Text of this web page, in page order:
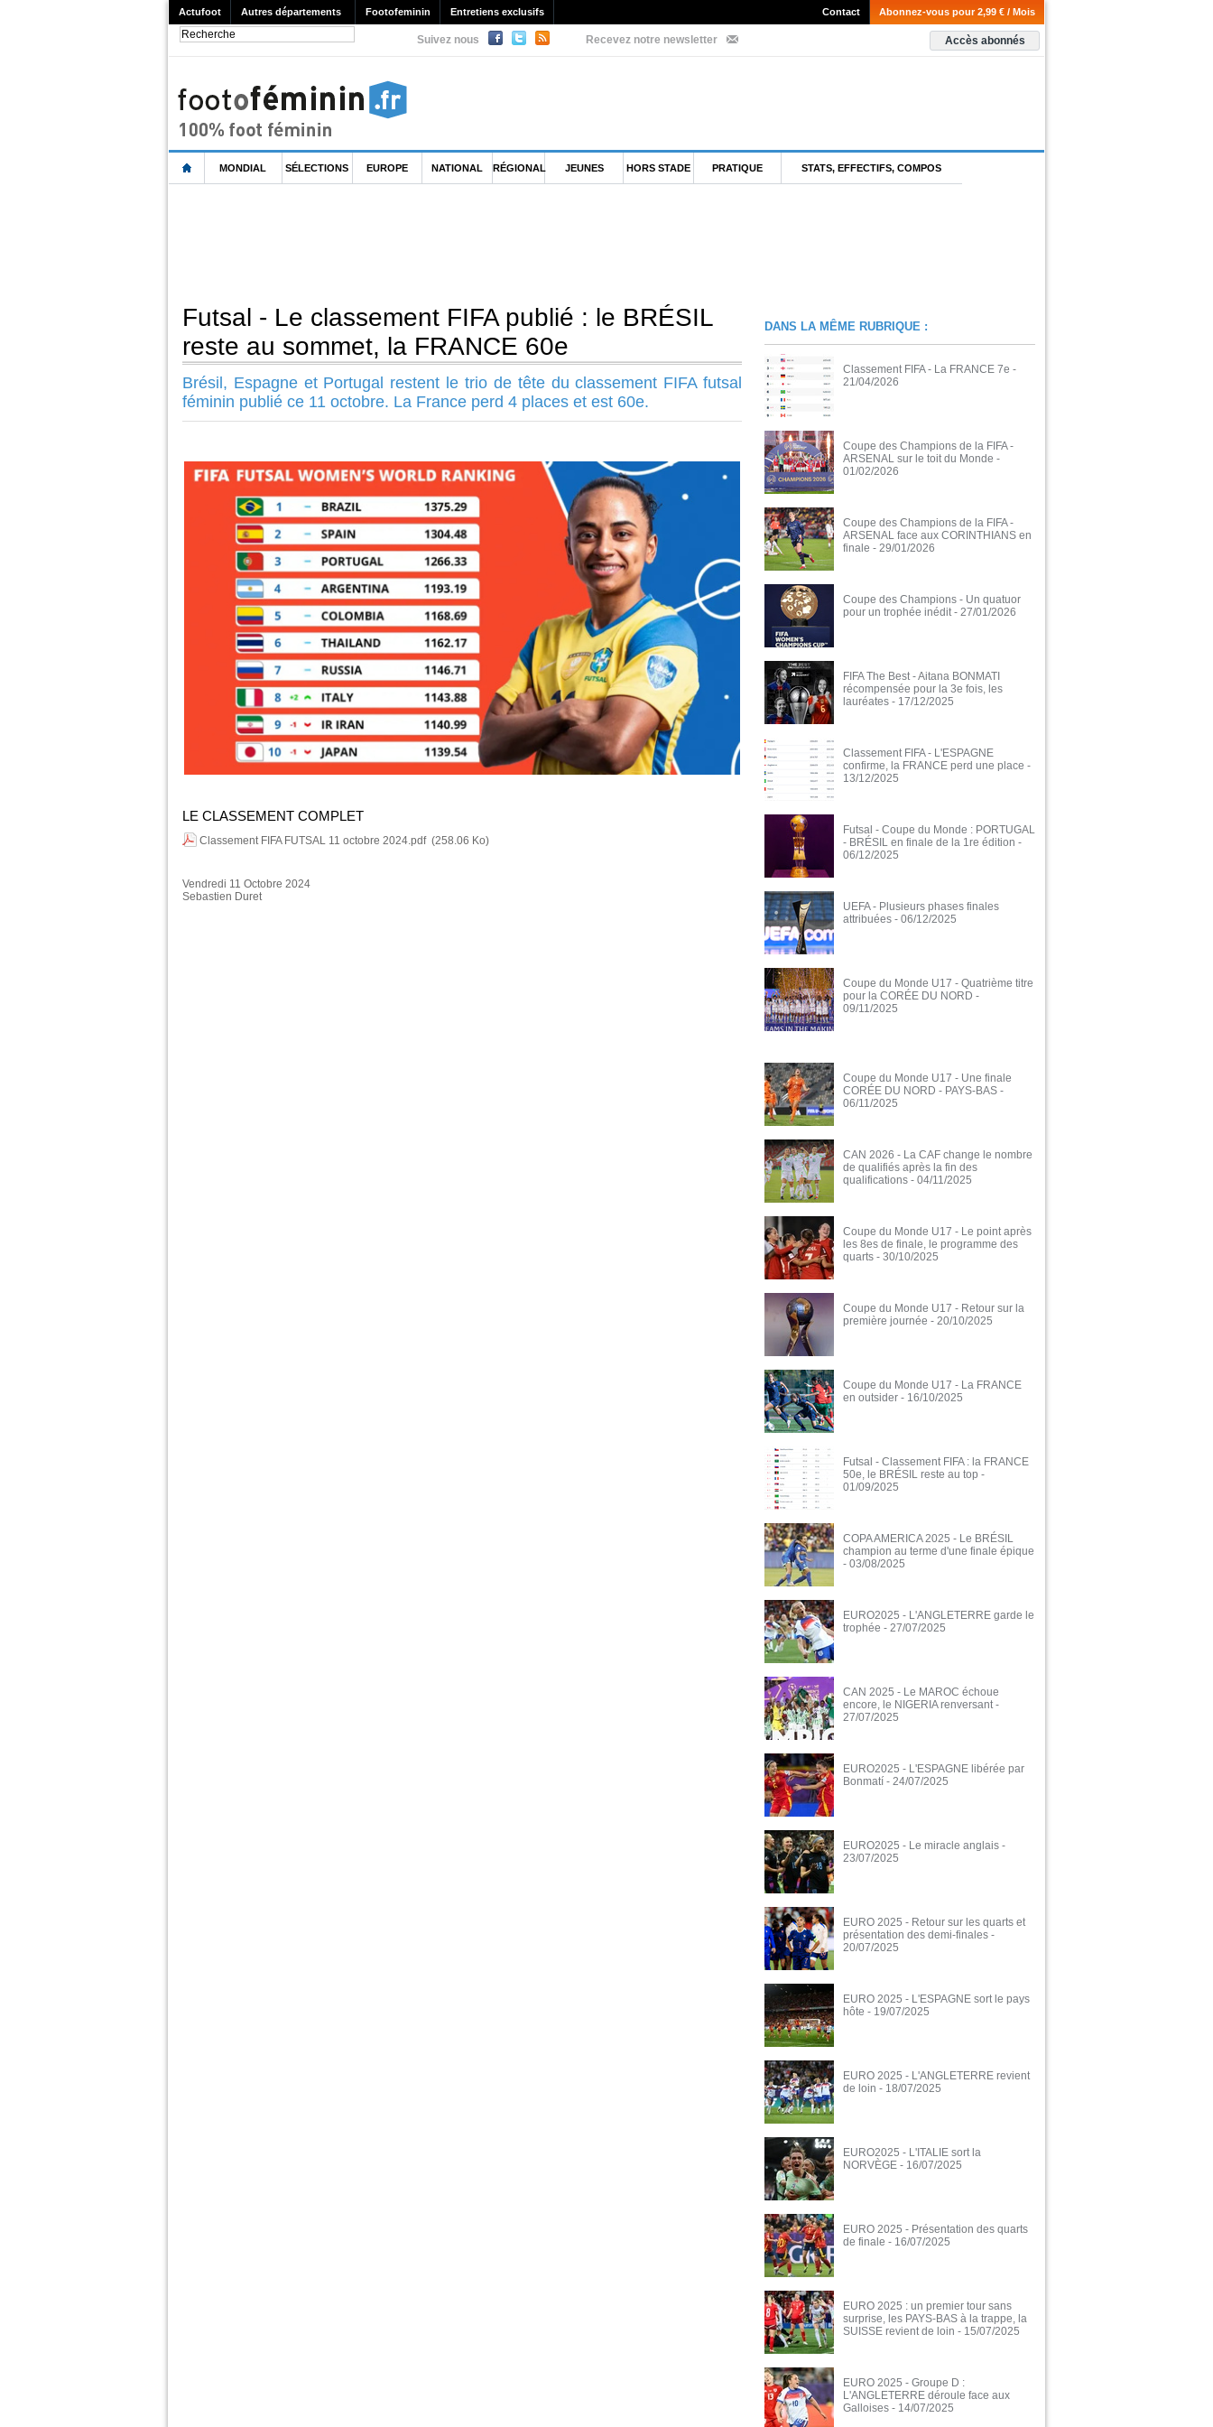
Actufoot Autres départements Footofeminin Entretiens exclusifs Abonnez-vous pour 2,99 € / Mois
Contact
Suivez nous Recevez notre newsletter Accès abonnés
MONDIAL SÉLECTIONS EUROPE NATIONAL RÉGIONAL JEUNES HORS STADE PRATIQUE STATS, EFFECTIFS, COMPOS
Futsal - Le classement FIFA publié : le BRÉSIL
reste au sommet, la FRANCE 60e
Brésil, Espagne et Portugal restent le trio de tête du classement FIFA futsal
féminin publié ce 11 octobre. La France perd 4 places et est 60e.
LE CLASSEMENT COMPLET
Classement FIFA FUTSAL 11 octobre 2024.pdf (258.06 Ko)
Vendredi 11 Octobre 2024
Sebastien Duret
DANS LA MÊME RUBRIQUE :
Classement FIFA - La FRANCE 7e -
21/04/2026
Coupe des Champions de la FIFA -
ARSENAL sur le toit du Monde -
01/02/2026
Coupe des Champions de la FIFA -
ARSENAL face aux CORINTHIANS en
finale - 29/01/2026
Coupe des Champions - Un quatuor
pour un trophée inédit - 27/01/2026
FIFA The Best - Aitana BONMATI
récompensée pour la 3e fois, les
lauréates - 17/12/2025
Classement FIFA - L'ESPAGNE
confirme, la FRANCE perd une place -
13/12/2025
Futsal - Coupe du Monde : PORTUGAL
- BRÉSIL en finale de la 1re édition -
06/12/2025
UEFA - Plusieurs phases finales
attribuées - 06/12/2025
Coupe du Monde U17 - Quatrième titre
pour la CORÉE DU NORD -
09/11/2025
Coupe du Monde U17 - Une finale
CORÉE DU NORD - PAYS-BAS -
06/11/2025
CAN 2026 - La CAF change le nombre
de qualifiés après la fin des
qualifications - 04/11/2025
Coupe du Monde U17 - Le point après
les 8es de finale, le programme des
quarts - 30/10/2025
Coupe du Monde U17 - Retour sur la
première journée - 20/10/2025
Coupe du Monde U17 - La FRANCE
en outsider - 16/10/2025
Futsal - Classement FIFA : la FRANCE
50e, le BRÉSIL reste au top -
01/09/2025
COPA AMERICA 2025 - Le BRÉSIL
champion au terme d'une finale épique
- 03/08/2025
EURO2025 - L'ANGLETERRE garde le
trophée - 27/07/2025
CAN 2025 - Le MAROC échoue
encore, le NIGERIA renversant -
27/07/2025
EURO2025 - L'ESPAGNE libérée par
Bonmatí - 24/07/2025
EURO2025 - Le miracle anglais -
23/07/2025
EURO 2025 - Retour sur les quarts et
présentation des demi-finales -
20/07/2025
EURO 2025 - L'ESPAGNE sort le pays
hôte - 19/07/2025
EURO 2025 - L'ANGLETERRE revient
de loin - 18/07/2025
EURO2025 - L'ITALIE sort la
NORVÈGE - 16/07/2025
EURO 2025 - Présentation des quarts
de finale - 16/07/2025
EURO 2025 : un premier tour sans
surprise, les PAYS-BAS à la trappe, la
SUISSE revient de loin - 15/07/2025
EURO 2025 - Groupe D :
L'ANGLETERRE déroule face aux
Galloises - 14/07/2025